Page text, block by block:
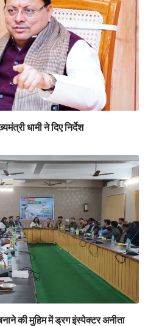
धामी ने दिए निर्देश
की मुहिम में ड्रग इंस्पेक्टर अनीता